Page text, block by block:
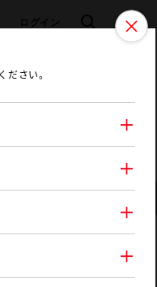
ログイン 検索 メニュ
さい。
メニュー